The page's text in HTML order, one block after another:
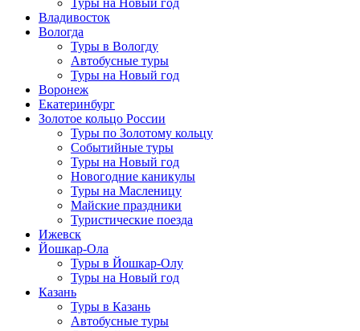
Владивосток
Вологда
Туры в Вологду
Автобусные туры
Туры на Новый год
Воронеж
Екатеринбург
Золотое кольцо России
Туры по Золотому кольцу
Событийные туры
Туры на Новый год
Новогодние каникулы
Туры на Масленицу
Майские праздники
Туристические поезда
Ижевск
Йошкар-Ола
Туры в Йошкар-Олу
Туры на Новый год
Казань
Туры в Казань
Автобусные туры